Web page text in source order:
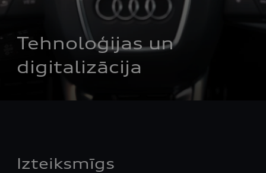
Tehnoloģijas un
digitalizācija
Izteiksmīgs